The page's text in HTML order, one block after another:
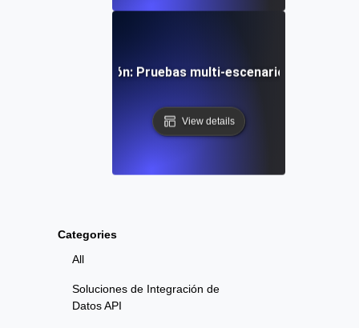
Categories
All
Soluciones de Integración de
Datos API
y personalización: Pruebas multi-escenario para
View details